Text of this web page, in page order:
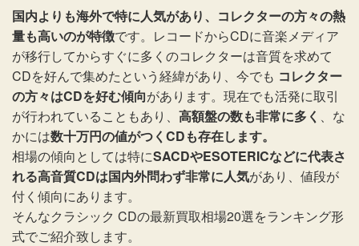
国内よりも海外で特に人気があり、コレクターの方々の熱
量も高いのが特徴です。レコードからCDに音楽メディア
が移行してからすぐに多くのコレクターは音質を求めて
CDを好んで集めたという経緯があり、今でも コレクター
の方々はCDを好む傾向があります。現在でも活発に取引
が行われていることもあり、 高額盤の数も非常に多く 、な
かには数十万円の値がつくCDも存在します。
相場の傾向としては特にSACDやESOTERICなどに代表さ
れる高音質CDは国内外問わず非常に人気があり、値段が
付く傾向にあります。
そんなクラシック CDの最新買取相場20選をランキング形
式でご紹介致します。